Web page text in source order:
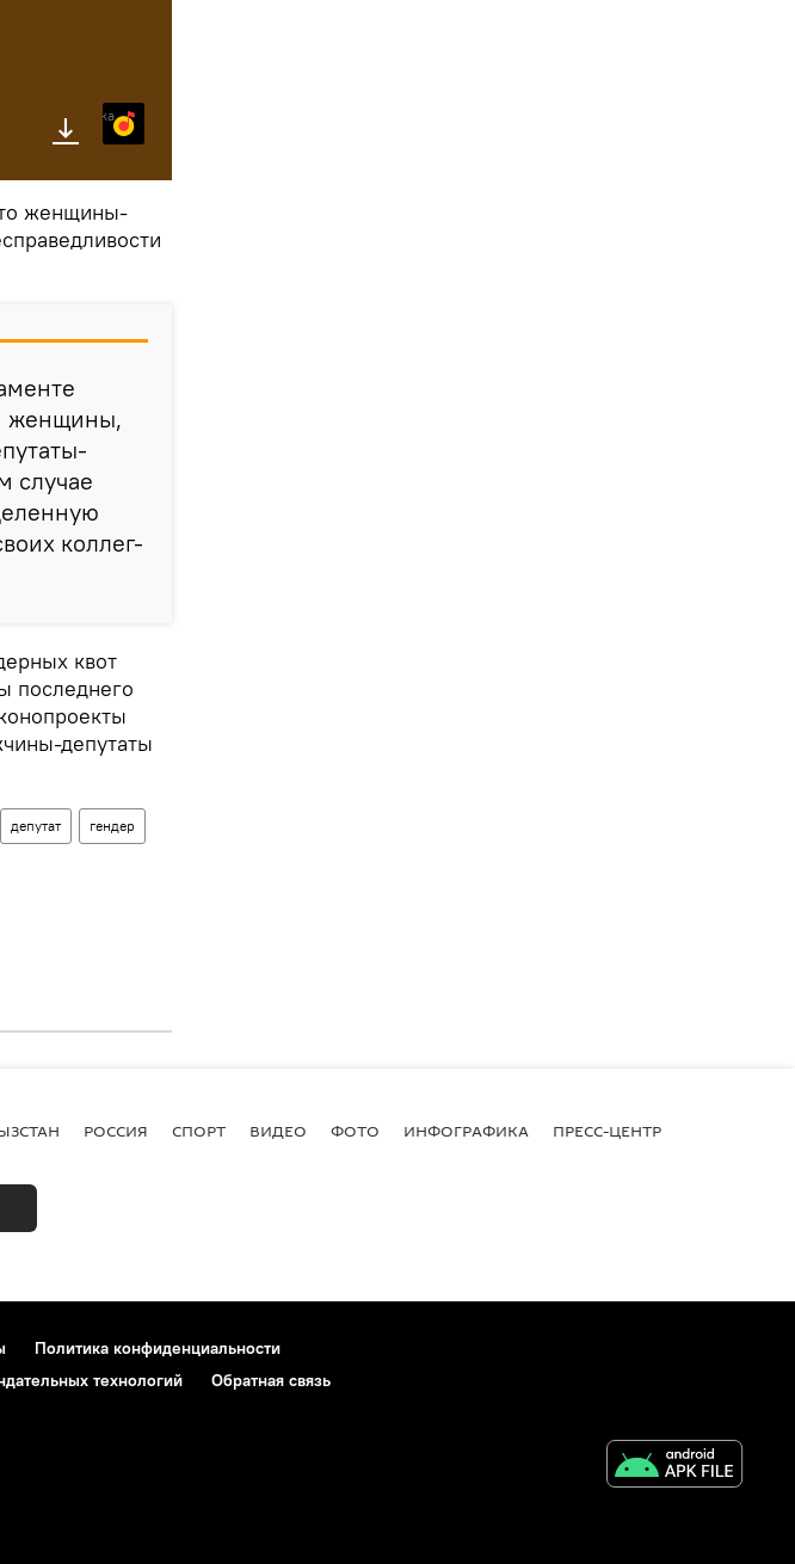
Яндекс.Музыка
женщины-
женщины,
случае
коллег-
квот
последнего
депутаты
депутат гендер
РОССИЯ СПОРТ ВИДЕО ФОТО ИНФОГРАФИКА ПРЕСС-ЦЕНТР
Политика конфиденциальности
технологий Обратная связь